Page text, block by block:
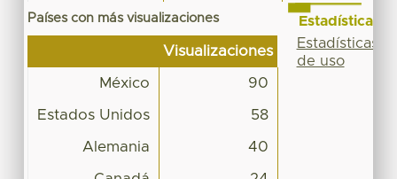
Países con más visualizaciones
Visualizaciones
México 90
Estados Unidos 58
Alemania 40
Estadísticas
Estadísticas
de uso